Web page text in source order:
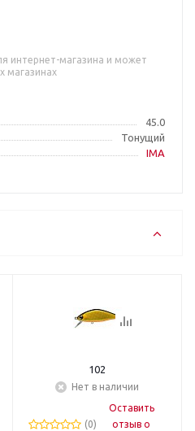
интернет-магазина и может
магазинах
45.0
Тонущий
IMA
102
Нет в наличии
(0)
Оставить
отзыв о